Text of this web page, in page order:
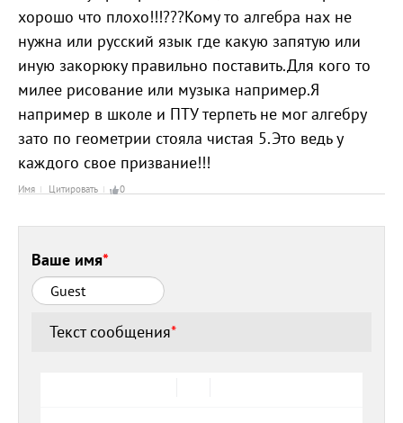
хорошо что плохо!!!???Кому то алгебра нах не
нужна или русский язык где какую запятую или
иную закорюку правильно поставить.Для кого то
милее рисование или музыка например.Я
например в школе и ПТУ терпеть не мог алгебру
зато по геометрии стояла чистая 5.Это ведь у
каждого свое призвание!!!
Имя Цитировать 0
Ваше имя*
Текст сообщения*